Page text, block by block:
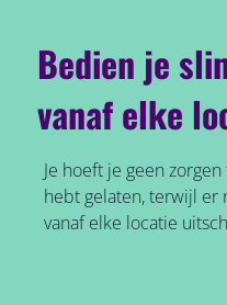
Bedien je
vanaf elke
Je hoeft je geen
hebt gelaten, terwijl er
vanaf elke locatie